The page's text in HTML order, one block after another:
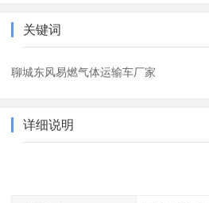
关键词
聊城东风易燃气体运输车厂家
详细说明